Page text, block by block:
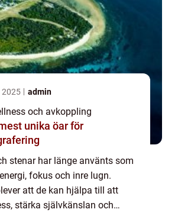
2025 admin
och avkoppling
unika öar för
stenar har länge använts som
fokus och inre lugn.
att de kan hjälpa till att
stärka självkänslan och